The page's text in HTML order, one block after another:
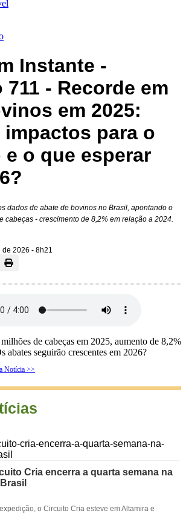
Instante -
- Recorde em
em 2025:
para o
e o que esperar
dados de abate de bovinos no Brasil, apontando o
cabeças - crescimento de 8,2% em relação a 2024.
de 2026 - 8h21
de cabeças em 2025, aumento de 8,2%
abates seguirão crescentes em 2026?
Notícia >>
Cria encerra a quarta semana na
o Circuito Cria esteve em Altamira e